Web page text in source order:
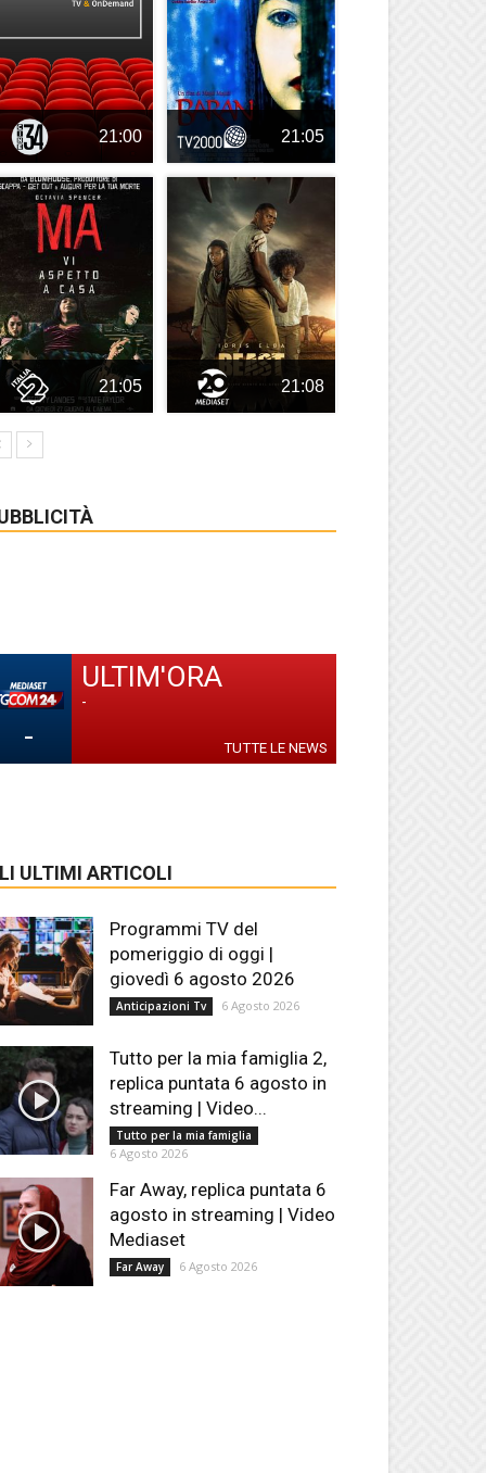
21:00 21:05
21:05 21:08
-
ULTIM'ORA
-
TUTTE LE NEWS
ULTIMI ARTICOLI
Programmi TV del
pomeriggio di oggi |
giovedì 6 agosto 2026
Anticipazioni Tv 6 Agosto 2026
Tutto per la mia famiglia 2,
replica puntata 6 agosto in
streaming | Video...
Tutto per la mia famiglia
6 Agosto 2026
Far Away, replica puntata 6
agosto in streaming | Video
Mediaset
Far Away 6 Agosto 2026